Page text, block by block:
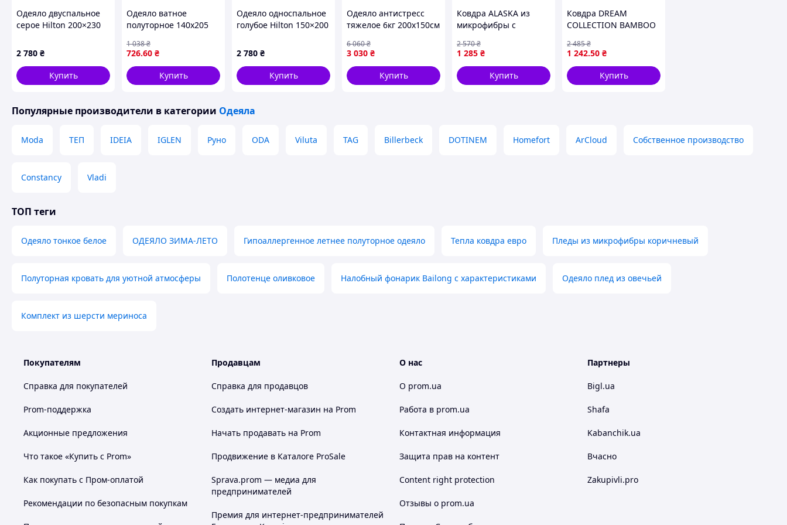
Одеяло двуспальное
серое Hilton 200×230
дома и гостиниц 2
кг,силиконовый
наполнитель
2 780 ₴
Купить
Одеяло ватное
полуторное 140х205
дома стеганое одеяло
с наполнителем ватин
натуральное
726.60 ₴
1 038₴
Купить
Одеяло односпальное
голубое Hilton 150×200
дома и гостиниц 3
кг,силиконовый
наполнитель
2 780 ₴
Купить
Одеяло антистресс
тяжелое 6кг 200х150см
Утяжеленное тяжелое
одеяло, Тяжелое
летнее одеяло, Одеяло
тяжелое, FRC
3 030 ₴
6 060₴
Купить
Ковдра ALASKA из
микрофибры с
наполнителем для
комфортного сна и
тепла 450 г/м2
1 285 ₴
2 570₴
Купить
Ковдра DREAM
COLLECTION BAMBOO
комфортного сну з
ефектом бамбука 350
г/м2
1 242.50 ₴
2 485₴
Купить
Популярные производители в категории Одеяла
Moda ТЕП IDEIA IGLEN Руно ODA Viluta TAG Billerbeck DOTINEM Homefort ArCloud Собственное производство
Constancy Vladi
ТОП теги
Одеяло тонкое белое ОДЕЯЛО ЗИМА-ЛЕТО Гипоаллергенное летнее полуторное одеяло Тепла ковдра евро Пледы из микрофибры коричневый
Полуторная кровать для уютной атмосферы Полотенце оливковое Налобный фонарик Bailong с характеристиками Одеяло плед из овечьей
Комплект из шерсти мериноса
Покупателям
Справка для покупателей
Prom-поддержка
Акционные предложения
Что такое «Купить с Prom»
Как покупать с Пром-оплатой
Рекомендации по безопасным покупкам
Продавцам
Справка для продавцов
Создать интернет-магазин на Prom
Начать продавать на Prom
Продвижение в Каталоге ProSale
Sprava.prom — медиа для
предпринимателей
Премия для интернет-предпринимателей
О нас
О prom.ua
Работа в prom.ua
Контактная информация
Защита прав на контент
Content right protection
Отзывы о prom.ua
Партнеры
Bigl.ua
Shafa
Kabanchik.ua
Вчасно
Zakupivli.pro